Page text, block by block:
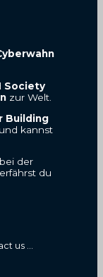
Society
zur Welt.
Building
kannst
der
du
us ...